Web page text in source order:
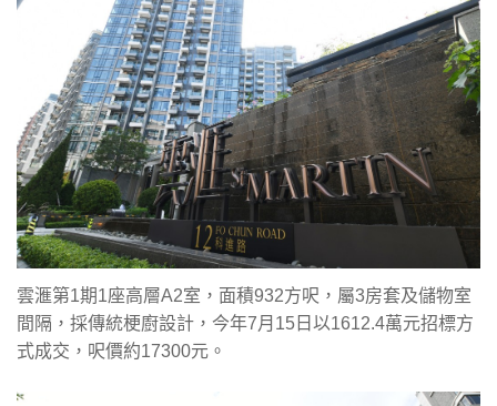
雲滙第1期1座高層A2室，面積932方呎，屬3房套及儲物室
間隔，採傳統梗廚設計，今年7月15日以1612.4萬元招標方
式成交，呎價約17300元。